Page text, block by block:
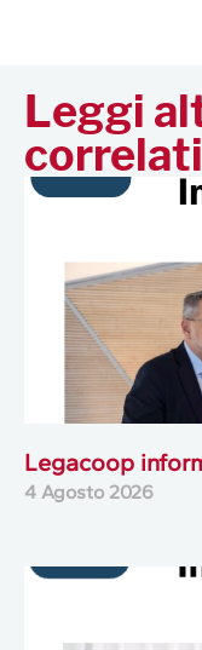
Leggi
correlati
Legacoop
4 Agosto 2026